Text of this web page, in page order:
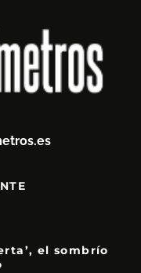
el sombrío